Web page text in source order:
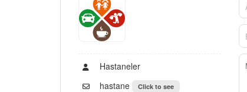
Hastaneler
hastane
Click to see